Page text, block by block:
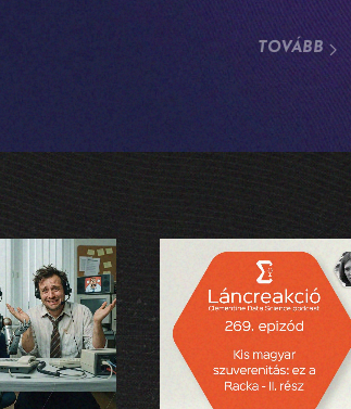
egy közvéleménykutatással!
lesz 2026-ban!
TOVÁBB